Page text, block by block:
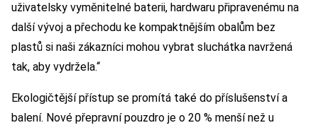
uživatelsky vyměnitelné baterii, hardwaru připravenému na
další vývoj a přechodu ke kompaktnějším obalům bez
plastů si naši zákazníci mohou vybrat sluchátka navržená
tak, aby vydržela.“
Ekologičtější přístup se promítá také do příslušenství a
balení. Nové přepravní pouzdro je o 20 % menší než u